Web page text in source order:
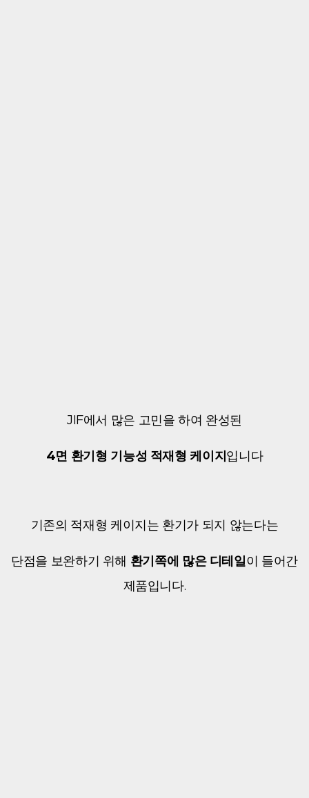
JIF에서 많은 고민을 하여 완성된
4면 환기형 기능성 적재형 케이지입니다
기존의 적재형 케이지는 환기가 되지 않는다는
단점을 보완하기 위해 환기쪽에 많은 디테일이 들어간
제품입니다.